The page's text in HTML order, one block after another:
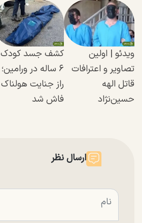
ویدئو | اولین
تصاویر و اعترافات
قاتل الهه
حسین‌نژاد
کشف جسد کودک
۶ ساله در ورامین؛
راز جنایت هولناک
فاش شد
ارسال نظر